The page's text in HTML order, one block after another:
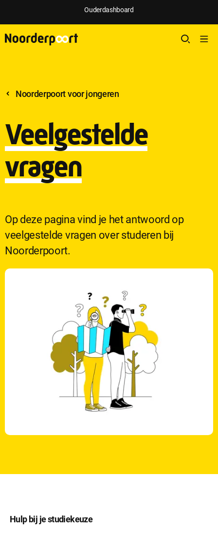
Ouderdashboard
Noorderpoort voor jongeren
Veelgestelde
vragen
Op deze pagina vind je het antwoord op
veelgestelde vragen over studeren bij
Noorderpoort.
Hulp bij je studiekeuze